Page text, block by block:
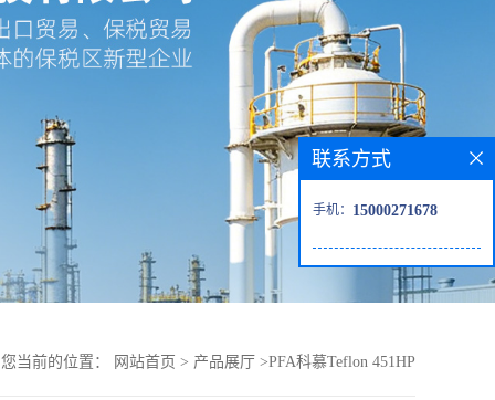
您当前的位置： 网站首页 > 产品展厅 >PFA科慕Teflon 451HP
联系方式
手机： 15000271678